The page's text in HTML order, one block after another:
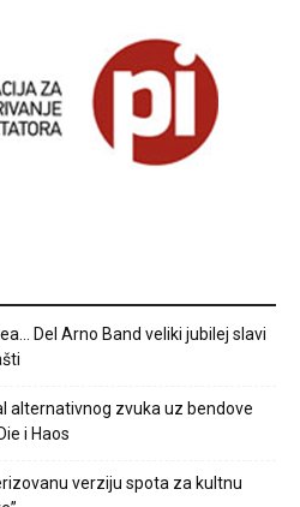
Del Arno Band veliki jubilej slavi
alternativnog zvuka uz bendove
i Haos
verziju spota za kultnu